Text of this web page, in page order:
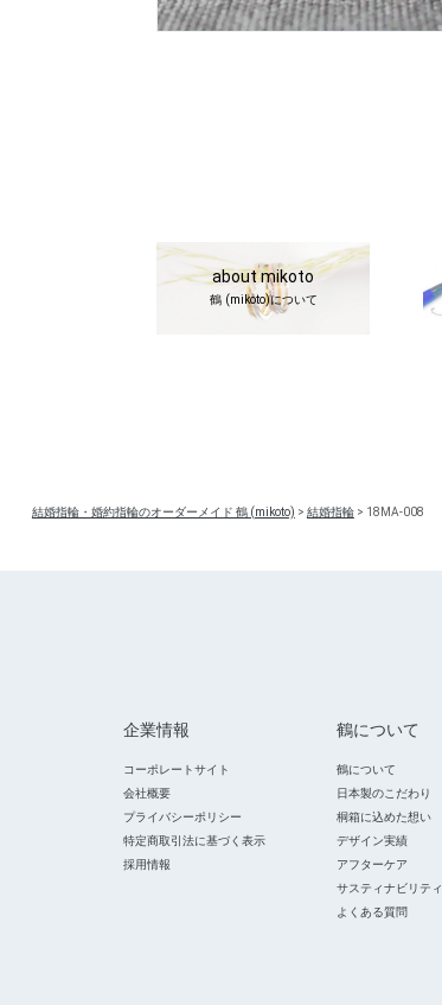
about mikoto
鶴 (mikoto)について
結婚指輪・婚約指輪のオーダーメイド 鶴 (mikoto) > 結婚指輪> 18MA-008
企業情報
コーポレートサイト
会社概要
プライバシーポリシー
特定商取引法に基づく表示
採用情報
鶴について
鶴について
日本製のこだわり
桐箱に込めた想い
デザイン実績
アフターケア
サスティナビリティ
よくある質問